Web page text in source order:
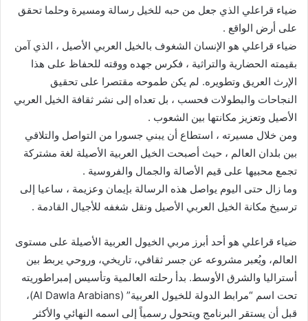
ضياء قراعلي الذي جعل من حبه للخيل رسالة ومسيرة وحلما تحقق
على أرض الواقع .
ضياء قراعلي هو الإنسان الشغوف بالخيل العربي الأصيل ، الذي آمن
بقيمته الحضارية والتراثية ، فكرس جهده ووقته للحفاظ على هذا
الإرث العريق وتطويره. لم يكن طموحه مقتصرا على تحقيق
النجاحات والبطولات فحسب ، بل تعداه إلى نشر ثقافة الخيل العربي
الأصيل وتعزيز مكانتها بين الشعوب .
ومن خلال مسيرته ، استطاع أن يبني جسورا من التواصل والتلاقي
بين بلدان العالم ، حيث أصبحت الخيل العربية الأصيلة لغة مشتركة
تجمع محبيها على قيم الأصالة والجمال والفروسية .
وما زال حتى اليوم يواصل هذه الرسالة بإيمان وعزيمة ، ساعيا إلى
ترسيخ مكانة الخيل العربي الأصيل ونقل شغفه للأجيال القادمة .
ضياء قراعلي هو أحد أبرز مربي الخيول العربية الأصيلة على مستوى
العالم، ويُعبر مشروعه عن جسر ثقافي، تاريخي، وروحي يربط بين
أستراليا والشرق الأوسط. بدأ رحلته العالمية وتأسيس إمبراطوريته
تحت اسم “مرابط الدولة للخيول العربية” (Al Dawla Arabians)،
قبل أن يستقر البرنامج ويتحول رسمياً إلى اسمه النهائي والأكثر